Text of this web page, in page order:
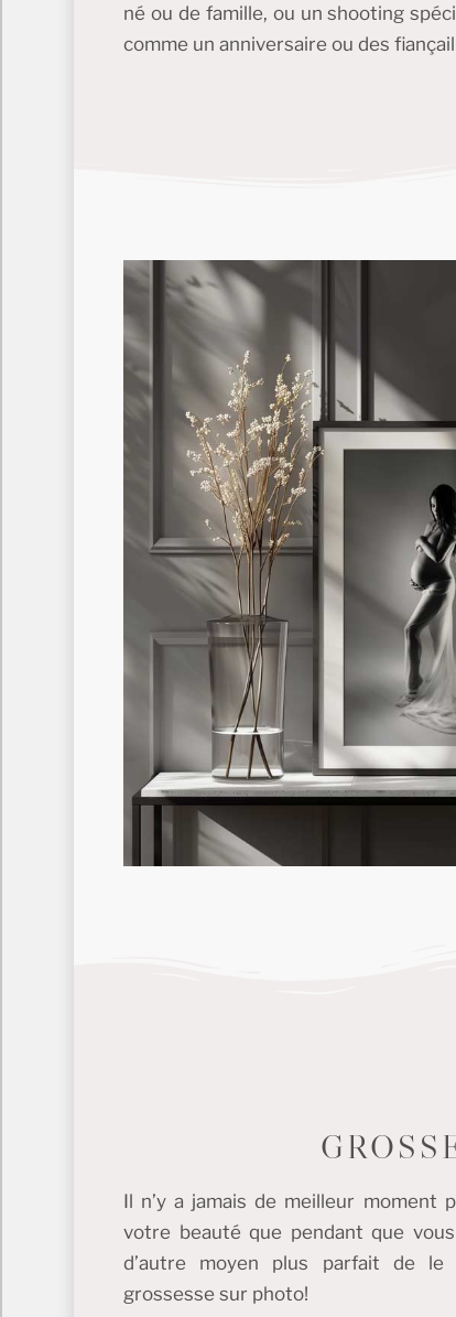
né ou de famille, ou un shooting
comme un anniversaire ou des
Il n’y a jamais de meilleur
votre beauté que pendant que
d’autre moyen plus parfait de
grossesse sur photo!